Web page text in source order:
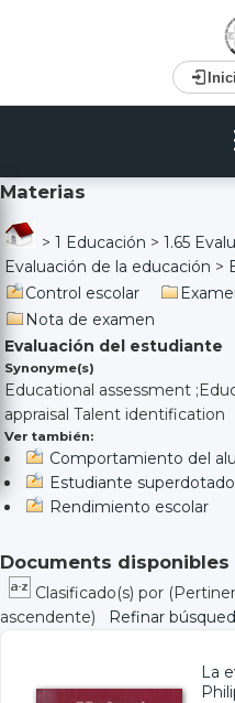
Materias
> 1 Educación > 1.65
Evaluación de la educación >
Control escolar
Nota de examen
Evaluación del estudiante
Synonyme(s)
Educational assessment
appraisal Talent identification
Ver también:
Comportamiento del
Estudiante superdotado
Rendimiento escolar
Documents
Clasificado(s) por
ascendente)
Refinar
La